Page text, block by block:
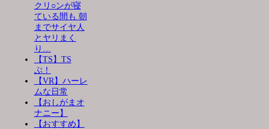
クリ○ンが寝
ている間も 朝
までサイヤ人
とヤリまく
り…
【TS】TS
ぶ！
【VR】ハーレ
ムな日常
【おしがまオ
ナニー】
【おすすめ】